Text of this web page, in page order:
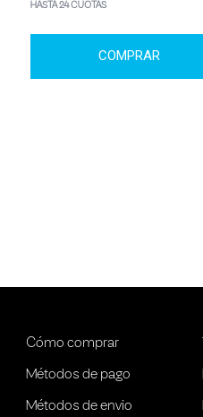
HASTA 24 CUOTAS
COMPRAR
Cómo comprar
Métodos de pago
Métodos de envio